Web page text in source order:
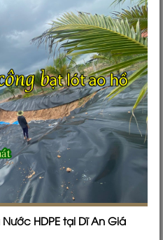
HDPE tại Dĩ An Giá